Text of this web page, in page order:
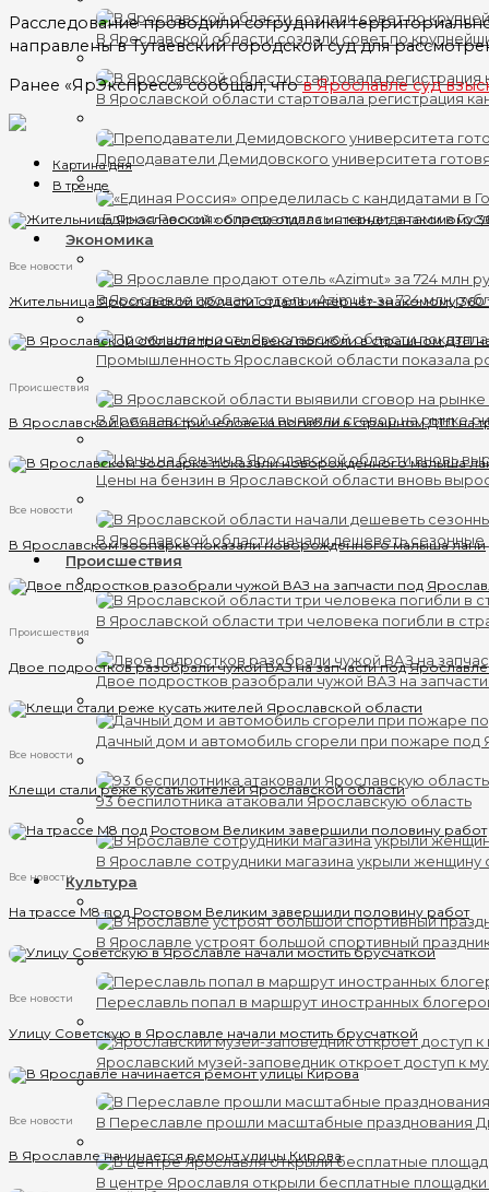
В Ярославской области создали совет по
В Ярославской области стартовала регистрация
Преподаватели Демидовского университета
«Единая Россия» определилась с кандидатами в
Экономика
В Ярославле продают отель «Azimut» за 724 млн
Промышленность Ярославской области показала
В Ярославской области выявили сговор на рынке
Цены на бензин в Ярославской области вновь
В Ярославской области начали дешеветь
Происшествия
В Ярославской области три человека погибли в
Двое подростков разобрали чужой ВАЗ на
Дачный дом и автомобиль сгорели при пожаре под
93 беспилотника атаковали Ярославскую область
В Ярославле сотрудники магазина укрыли
Культура
В Ярославле устроят большой спортивный
Переславль попал в маршрут иностранных
Ярославский музей-заповедник откроет доступ к
В Переславле прошли масштабные празднования
В центре Ярославля открыли бесплатные
Расследование проводили сотрудники
направлены в Тутаевский городской суд для
Ранее «ЯрЭкспресс» сообщал, чтов Ярославле суд
Картина дня
В тренде
Все новости
Жительница Ярославской области отдала интернет-знакомому 360
Происшествия
В Ярославской области три человека погибли в страшном ДТП на
Все новости
В Ярославском зоопарке показали новорожденного малыша лани
Происшествия
Двое подростков разобрали чужой ВАЗ на запчасти под
Все новости
Клещи стали реже кусать жителей Ярославской области
Все новости
На трассе М8 под Ростовом Великим завершили половину работ
Все новости
Улицу Советскую в Ярославле начали мостить брусчаткой
Все новости
В Ярославле начинается ремонт улицы Кирова